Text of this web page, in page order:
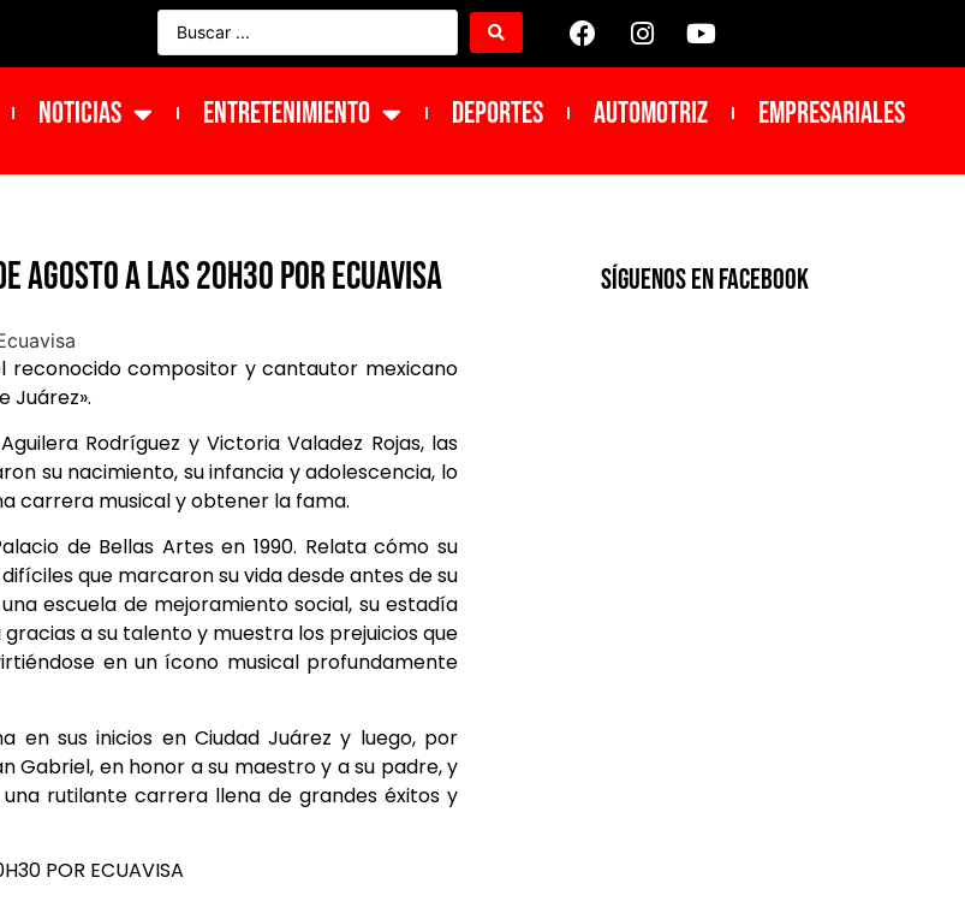
NOTICIAS ENTRETENIMIENTO DEPORTES Automotriz Empresariales
agosto a las 20H30 por Ecuavisa
reconocido compositor y cantautor mexicano
Juárez».
Rodríguez y Victoria Valadez Rojas, las
su nacimiento, su infancia y adolescencia, lo
carrera musical y obtener la fama.
de Bellas Artes en 1990. Relata cómo su
que marcaron su vida desde antes de su
escuela de mejoramiento social, su estadía
a su talento y muestra los prejuicios que
en un ícono musical profundamente
en sus inicios en Ciudad Juárez y luego, por
Gabriel, en honor a su maestro y a su padre, y
rutilante carrera llena de grandes éxitos y
POR ECUAVISA
SíGUENOS EN FACEBOOK